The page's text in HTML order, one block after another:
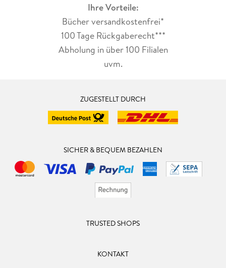
Ihre Vorteile:
Bücher versandkostenfrei*
100 Tage Rückgaberecht***
Abholung in über 100 Filialen
uvm.
ZUGESTELLT DURCH
SICHER & BEQUEM BEZAHLEN
TRUSTED SHOPS
KONTAKT